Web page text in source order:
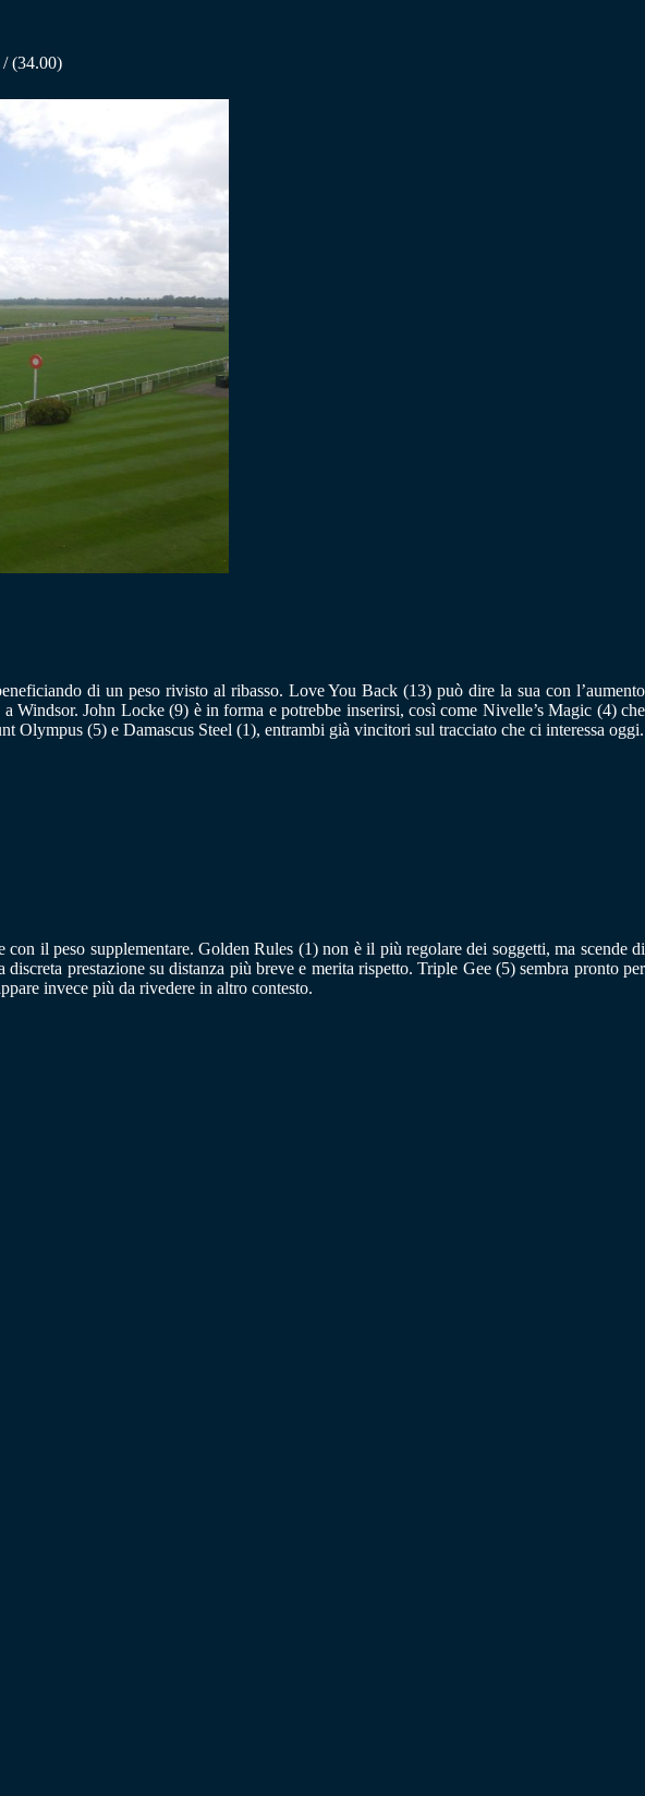
(34.00)
di un peso rivisto al ribasso. Love You Back (13) può dire la sua con l’aumento
Windsor. John Locke (9) è in forma e potrebbe inserirsi, così come Nivelle’s Magic (4) che
Olympus (5) e Damascus Steel (1), entrambi già vincitori sul tracciato che ci interessa oggi.
il peso supplementare. Golden Rules (1) non è il più regolare dei soggetti, ma scende di
prestazione su distanza più breve e merita rispetto. Triple Gee (5) sembra pronto per
invece più da rivedere in altro contesto.